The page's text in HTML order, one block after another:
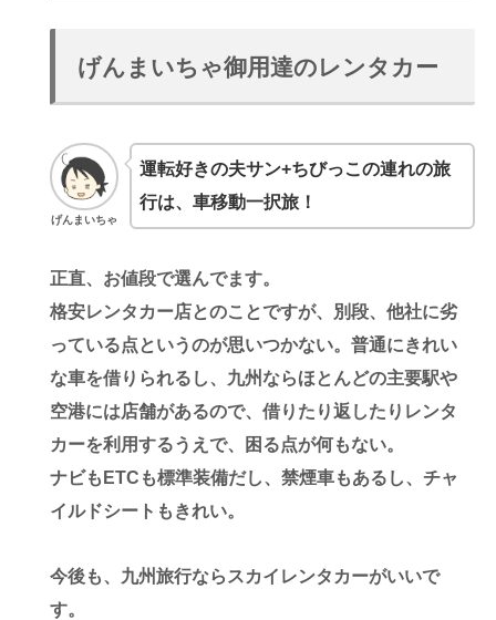
げんまいちゃ御用達のレンタカー
げんまいちゃ
運転好きの夫サン+ちびっこの連れの旅
行は、車移動一択旅！
正直、お値段で選んでます。
格安レンタカー店とのことですが、別段、他社に劣
っている点というのが思いつかない。普通にきれい
な車を借りられるし、九州ならほとんどの主要駅や
空港には店舗があるので、借りたり返したりレンタ
カーを利用するうえで、困る点が何もない。
ナビもETCも標準装備だし、禁煙車もあるし、チャ
イルドシートもきれい。
今後も、九州旅行ならスカイレンタカーがいいで
す。